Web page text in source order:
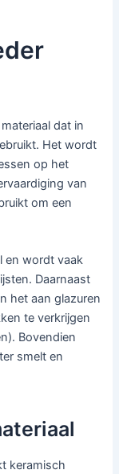
dat in
Het wordt
op het
van
om een
en wordt vaak
Daarnaast
het aan glazuren
te verkrijgen
Bovendien
smelt en
keramisch